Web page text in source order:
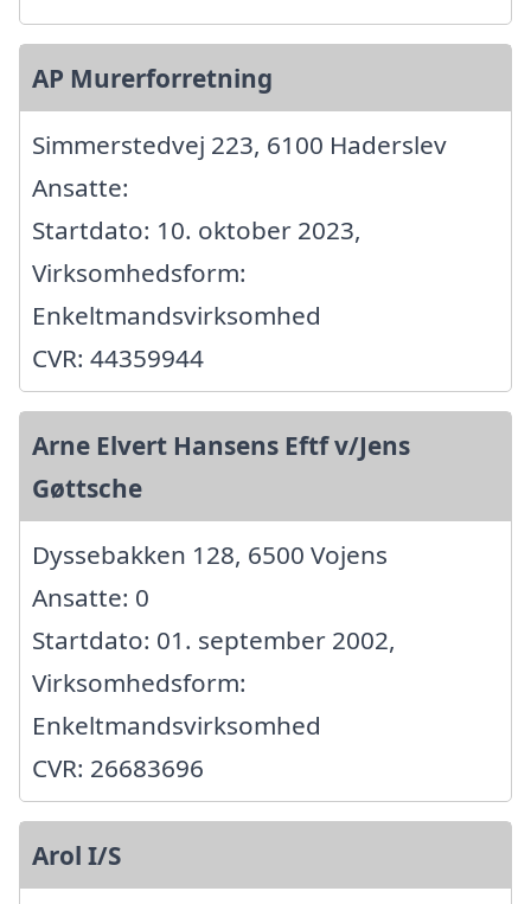
AP Murerforretning
Simmerstedvej 223, 6100 Haderslev
Ansatte:
Startdato: 10. oktober 2023,
Virksomhedsform:
Enkeltmandsvirksomhed
CVR: 44359944
Arne Elvert Hansens Eftf v/Jens
Gøttsche
Dyssebakken 128, 6500 Vojens
Ansatte: 0
Startdato: 01. september 2002,
Virksomhedsform:
Enkeltmandsvirksomhed
CVR: 26683696
Arol I/S